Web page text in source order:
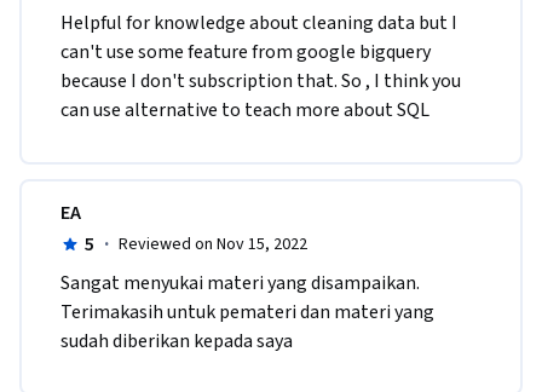
Helpful for knowledge about cleaning data but I
can't use some feature from google bigquery
because I don't subscription that. So , I think you
can use alternative to teach more about SQL
EA
5 · Reviewed on Nov 15, 2022
Sangat menyukai materi yang disampaikan.
Terimakasih untuk pemateri dan materi yang
sudah diberikan kepada saya